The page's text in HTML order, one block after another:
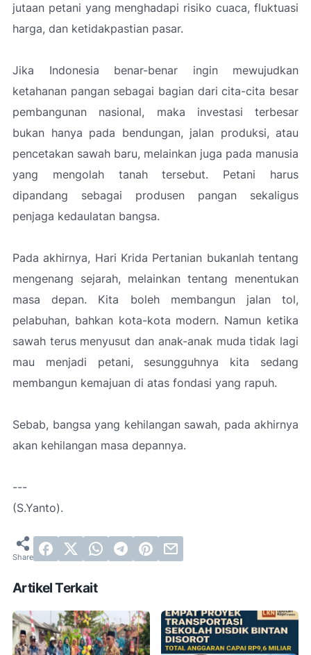
jutaan petani yang menghadapi risiko cuaca, fluktuasi
harga, dan ketidakpastian pasar.
Jika Indonesia benar-benar ingin mewujudkan
ketahanan pangan sebagai bagian dari cita-cita besar
pembangunan nasional, maka investasi terbesar
bukan hanya pada bendungan, jalan produksi, atau
pencetakan sawah baru, melainkan juga pada manusia
yang mengolah tanah tersebut. Petani harus
dipandang sebagai produsen pangan sekaligus
penjaga kedaulatan bangsa.
Pada akhirnya, Hari Krida Pertanian bukanlah tentang
mengenang sejarah, melainkan tentang menentukan
masa depan. Kita boleh membangun jalan tol,
pelabuhan, bahkan kota-kota modern. Namun ketika
sawah terus menyusut dan anak-anak muda tidak lagi
mau menjadi petani, sesungguhnya kita sedang
membangun kemajuan di atas fondasi yang rapuh.
Sebab, bangsa yang kehilangan sawah, pada akhirnya
akan kehilangan masa depannya.
---
(S.Yanto).
Artikel Terkait